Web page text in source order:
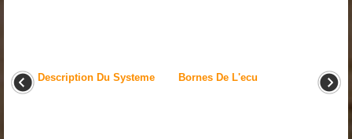
Description Du Systeme Bornes De L'ecu